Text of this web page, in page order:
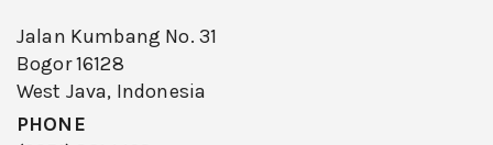
Jalan Kumbang No. 31
Bogor 16128
West Java, Indonesia
PHONE